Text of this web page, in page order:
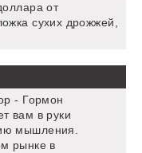
от
сухих дрожжей,
- Гормон
вам в руки
мышления.
рынке в